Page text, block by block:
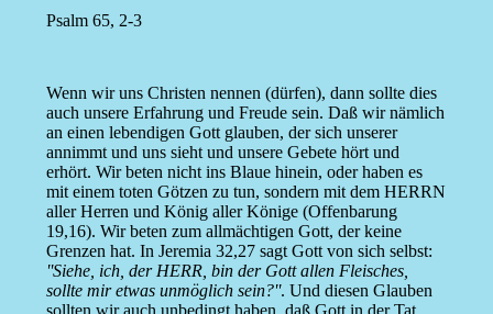
Psalm 65, 2-3
Wenn wir uns Christen nennen (dürfen), dann sollte dies
auch unsere Erfahrung und Freude sein. Daß wir nämlich
an einen lebendigen Gott glauben, der sich unserer
annimmt und uns sieht und unsere Gebete hört und
erhört. Wir beten nicht ins Blaue hinein, oder haben es
mit einem toten Götzen zu tun, sondern mit dem HERRN
aller Herren und König aller Könige (Offenbarung
19,16). Wir beten zum allmächtigen Gott, der keine
Grenzen hat. In Jeremia 32,27 sagt Gott von sich selbst:
''Siehe, ich, der HERR, bin der Gott allen Fleisches,
sollte mir etwas unmöglich sein?''. Und diesen Glauben
sollten wir auch unbedingt haben, daß Gott in der Tat